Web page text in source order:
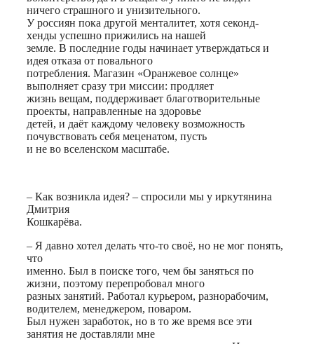
ничего страшного и унизительного.
У россиян пока другой менталитет, хотя секонд-
хенды успешно прижились на нашей
земле. В последние годы начинает утверждаться и
идея отказа от повального
потребления. Магазин «Оранжевое солнце»
выполняет сразу три миссии: продляет
жизнь вещам, поддерживает благотворительные
проекты, направленные на здоровье
детей, и даёт каждому человеку возможность
почувствовать себя меценатом, пусть
и не во вселенском масштабе.
– Как возникла идея? – спросили мы у иркутянина
Дмитрия
Кошкарёва.
– Я давно хотел делать что-то своё, но не мог понять,
что
именно. Был в поиске того, чем бы заняться по
жизни, поэтому перепробовал много
разных занятий. Работал курьером, разнорабочим,
водителем, менеджером, поваром.
Был нужен заработок, но в то же время все эти
занятия не доставляли мне